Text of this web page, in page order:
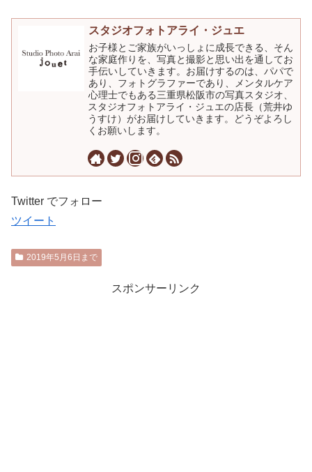
スタジオフォトアライ・ジュエ
お子様とご家族がいっしょに成長できる、そん
な家庭作りを、写真と撮影と思い出を通してお
手伝いしていきます。お届けするのは、パパで
あり、フォトグラファーであり、メンタルケア
心理士でもある三重県松阪市の写真スタジオ、
スタジオフォトアライ・ジュエの店長（荒井ゆ
うすけ）がお届けしていきます。どうぞよろし
くお願いします。
Twitter でフォロー
ツイート
2019年5月6日まで
スポンサーリンク